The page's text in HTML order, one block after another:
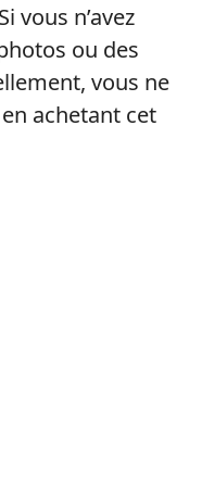
vous n’avez
ou des
vous ne
achetant cet